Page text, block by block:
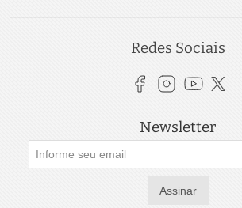
Redes Sociais
Newsletter
Assinar